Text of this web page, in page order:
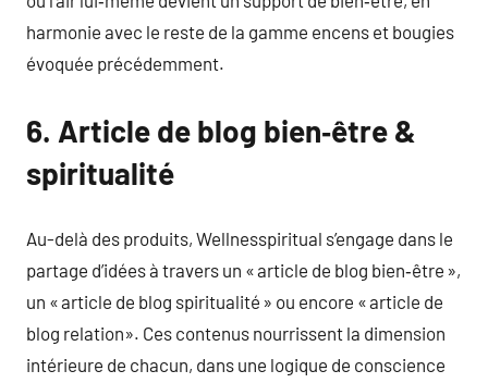
harmonie avec le reste de la gamme encens et bougies
évoquée précédemment.
6. Article de blog bien‑être &
spiritualité
Au-delà des produits, Wellnesspiritual s’engage dans le
partage d’idées à travers un « article de blog bien‑être »,
un « article de blog spiritualité » ou encore « article de
blog relation». Ces contenus nourrissent la dimension
intérieure de chacun, dans une logique de conscience